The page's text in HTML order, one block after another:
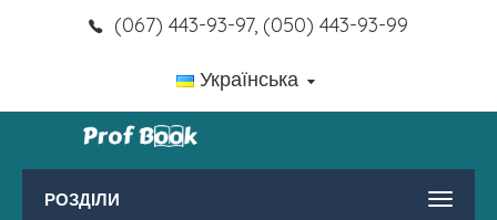
(067) 443-93-97, (050) 443-93-99
Українська
РОЗДІЛИ